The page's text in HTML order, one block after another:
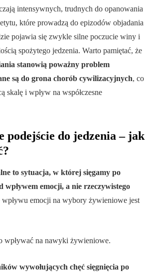
intensywnych, trudnych do opanowania
które prowadzą do epizodów objadania
pojawia się zwykle silne poczucie winy i
spożytego jedzenia. Warto pamiętać, że
stanowią poważny problem
są do grona chorób cywilizacyjnych, co
skalę i wpływ na współczesne
podejście do jedzenia – jak
to sytuacja, w której sięgamy po
wpływem emocji, a nie rzeczywistego
wpływu emocji na wybory żywieniowe jest
wpływać na nawyki żywieniowe.
wywołujących chęć sięgnięcia po